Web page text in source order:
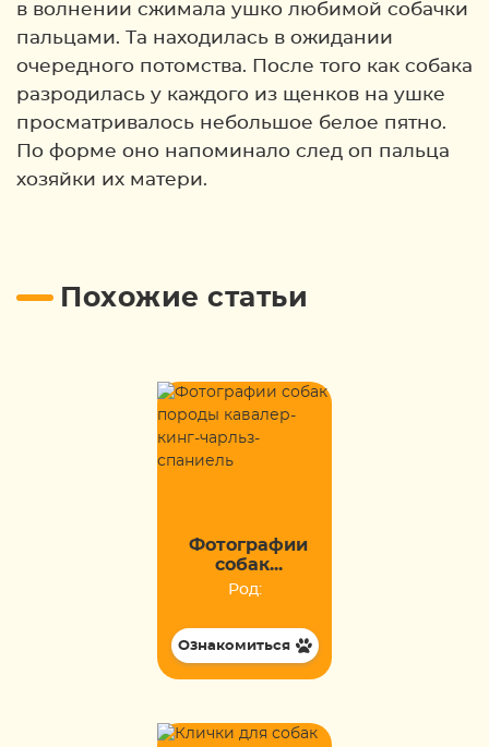
в волнении сжимала ушко любимой собачки
пальцами. Та находилась в ожидании
очередного потомства. После того как собака
разродилась у каждого из щенков на ушке
просматривалось небольшое белое пятно.
По форме оно напоминало след оп пальца
хозяйки их матери.
Похожие статьи
Фотографии
собак...
Род:
Ознакомиться